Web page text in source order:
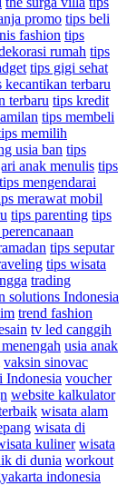
promo tips beli
fashion tips
rumah tips
tips gigi sehat
kecantikan terbaru
terbaru tips kredit
tips membeli
memilih
usia ban tips
anak menulis tips
tips mengendarai
merawat mobil
tips parenting tips
tips seputar
tips wisata
trading
solutions Indonesia
trend fashion
tv led canggih
usia anak
vaksin sinovac
Indonesia voucher
website kalkulator
wisata alam
wisata di
kuliner wisata
di dunia workout
indonesia